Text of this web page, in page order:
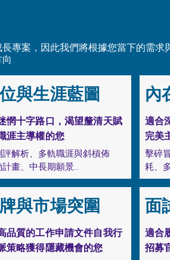
專案，因此我們將根據您當下的需
與生涯藍圖
惘十字路口，渴望釐清天賦
涯主導權的您
解析、多軌職涯與斜槓佈
畫、中長期願景
您「眼睛發亮」且「具備市
心理或性格測評 (例如MBTI)
與市場突圍
品質的工作申請文件自我行
策略獲得隱藏機會的您
內
適合
完美
擊碎
耗、
除「
英語
面
適合
招募